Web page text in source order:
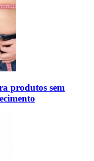
produtos sem